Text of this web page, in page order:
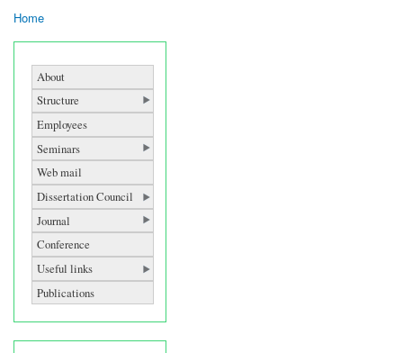
Home
About
Structure
Employees
Seminars
Web mail
Dissertation Council
Journal
Conference
Useful links
Publications